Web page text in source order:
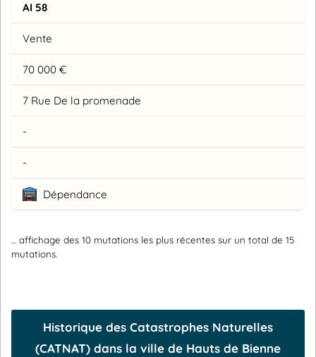
AI 58
Vente
70 000 €
7 Rue De la promenade
-
-
Dépendance
… affichage des 10 mutations les plus récentes sur un total de 15
mutations.
Historique des Catastrophes Naturelles
(CATNAT) dans la ville de Hauts de Bienne